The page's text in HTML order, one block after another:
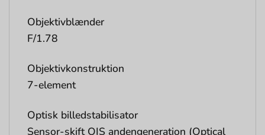
Objektivblænder
F/1.78
Objektivkonstruktion
7-element
Optisk billedstabilisator
Sensor-skift OIS andengeneration (Optical